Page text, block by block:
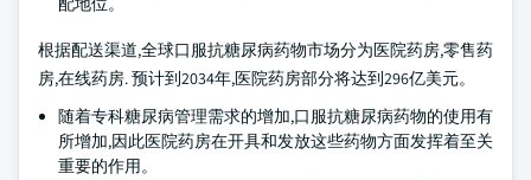
根据配送渠道,全球口服抗糖尿病药物市场分为医院药房,零售药
房,在线药房. 预计到2034年,医院药房部分将达到296亿美元。
随着专科糖尿病管理需求的增加,口服抗糖尿病药物的使用有
所增加,因此医院药房在开具和发放这些药物方面发挥着至关
重要的作用。